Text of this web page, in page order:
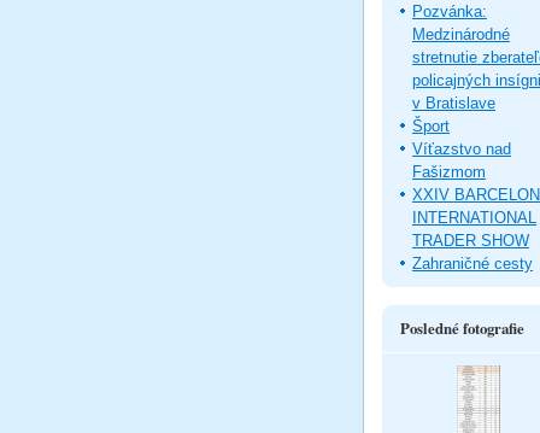
Pozvánka:
Medzinárodné
stretnutie
policajných
v Bratislave
Šport
Víťazstvo nad
Fašizmom
XXIV
INTERNATIONAL
TRADER SHOW
Zahraničné cesty
Posledné fotografie